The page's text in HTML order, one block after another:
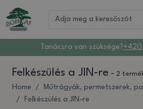
Tanácsra van szüksége?+420
Felkészülés a JIN-re - 2
Home
Műtrágyák, permetszerek,
Felkészülés a JIN-re